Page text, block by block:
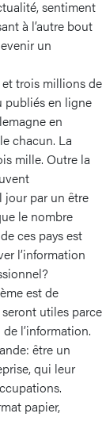
sentiment
à l’autre bout
un
trois millions de
publiés en ligne
en
chacun. La
mille. Outre la
jour par un être
le nombre
ces pays est
l’information
est de
utiles parce
l’information.
être un
qui leur
papier,